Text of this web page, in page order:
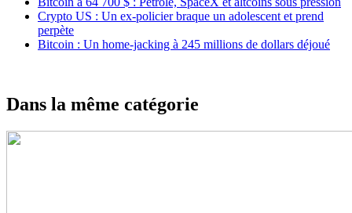
Crypto US : Un ex-policier braque un adolescent et prend
perpète
Bitcoin : Un home-jacking à 245 millions de dollars déjoué
Dans la même catégorie